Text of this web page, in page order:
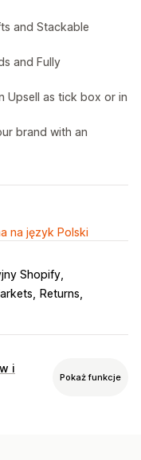
and Stackable
and Fully
Upsell as tick box or in
brand with an
na język Polski
Shopify
Returns
i
Pokaż funkcje